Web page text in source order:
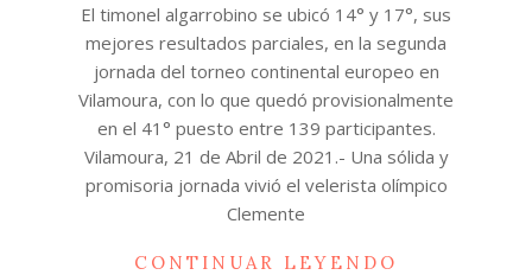
21
El timonel algarrobino se ubicó 14° y 17°, sus
mejores resultados parciales, en la segunda
jornada del torneo continental europeo en
Vilamoura, con lo que quedó provisionalmente
en el 41° puesto entre 139 participantes.
Vilamoura, 21 de Abril de 2021.- Una sólida y
promisoria jornada vivió el velerista olímpico
Clemente
CONTINUAR LEYENDO